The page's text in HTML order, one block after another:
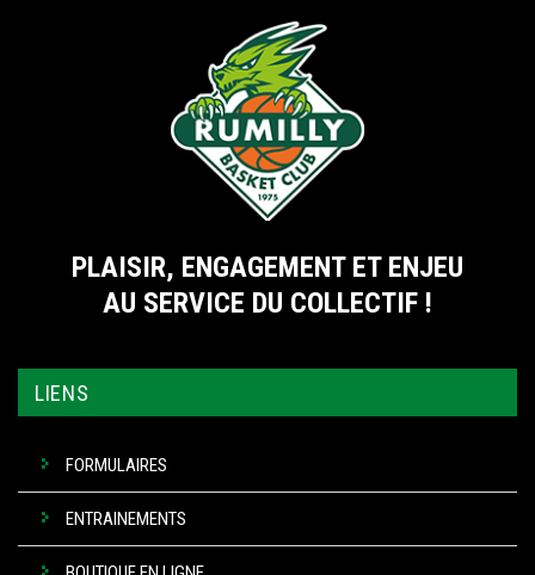
PLAISIR, ENGAGEMENT ET ENJEU
AU SERVICE DU COLLECTIF !
LIENS
FORMULAIRES
ENTRAINEMENTS